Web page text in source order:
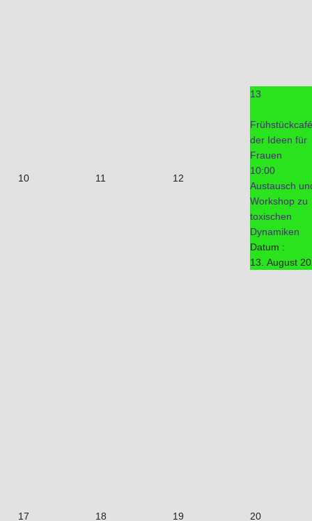
10 11 12
13
Frühstückcafé
der Ideen für
Frauen
10:00
Austausch
Workshop zu
toxischen
Dynamiken
Datum :
13. August
17 18 19 20